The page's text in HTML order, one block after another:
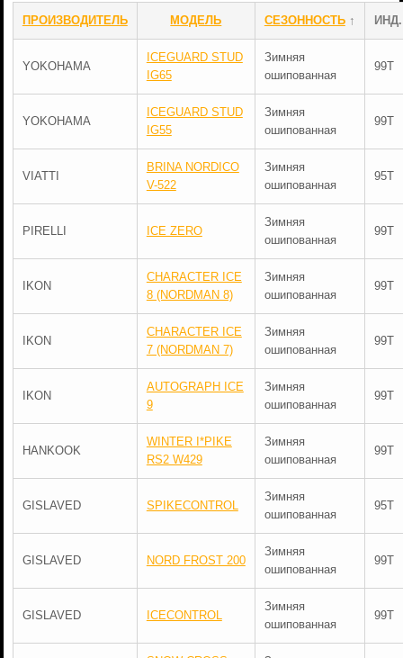
ПРОИЗВОДИТЕЛЬ МОДЕЛЬ СЕЗОННОСТЬ↑
YOKOHAMA
ICEGUARD STUD
IG65
Зимняя
ошипованная
99T
YOKOHAMA
ICEGUARD STUD
IG55
Зимняя
ошипованная
99T
VIATTI
BRINA NORDICO
V-522
Зимняя
ошипованная
95T
PIRELLI ICE ZERO
Зимняя
ошипованная
99T
IKON
CHARACTER ICE
8 (NORDMAN 8)
Зимняя
ошипованная
99T
IKON
CHARACTER ICE
7 (NORDMAN 7)
Зимняя
ошипованная
99T
IKON
AUTOGRAPH ICE
9
Зимняя
ошипованная
99T
HANKOOK
WINTER I*PIKE
RS2 W429
Зимняя
ошипованная
99T
GISLAVED SPIKECONTROL
Зимняя
ошипованная
95T
GISLAVED NORD FROST 200
Зимняя
ошипованная
99T
GISLAVED ICECONTROL
Зимняя
ошипованная
99T